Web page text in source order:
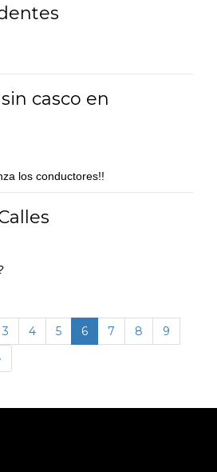
casco en
los conductores!!
3 4 5 6(página
actual)
7 8
9